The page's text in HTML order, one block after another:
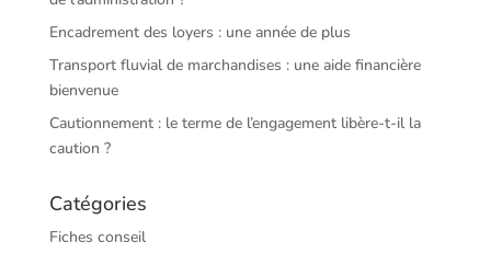
Encadrement des loyers : une année de plus
Transport fluvial de marchandises : une aide financière
bienvenue
Cautionnement : le terme de l’engagement libère-t-il la
caution ?
Catégories
Fiches conseil